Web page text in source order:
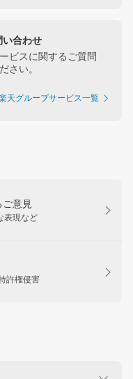
い合わせ
ビスに関するご質問
さい。
天グループサービス一覧
ご意見
表現など
許権侵害